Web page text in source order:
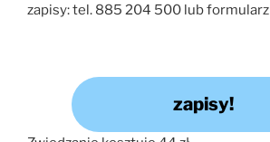
zapisy: tel. 885 204 500 lub formularz
zapisy!